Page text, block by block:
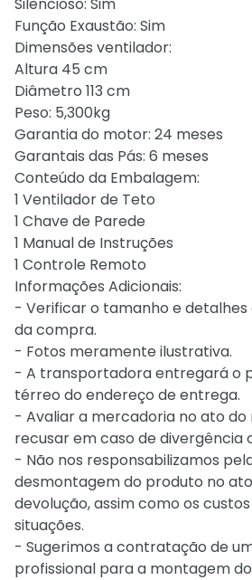
Função Exaustão: Sim
Dimensões ventilador:
Altura 45 cm
Diâmetro 113 cm
Peso: 5,300kg
Garantia do motor: 24 meses
Garantais das Pás: 6 meses
Conteúdo da Embalagem:
1 Ventilador de Teto
1 Chave de Parede
1 Manual de Instruções
1 Controle Remoto
Informações Adicionais:
- Verificar o tamanho e
da compra.
- Fotos meramente ilustrativa.
- A transportadora entregará o
térreo do endereço de entrega.
- Avaliar a mercadoria no ato
recusar em caso de divergência
- Não nos responsabilizamos
desmontagem do produto no
devolução, assim como os
situações.
- Sugerimos a contratação de
profissional para a montagem